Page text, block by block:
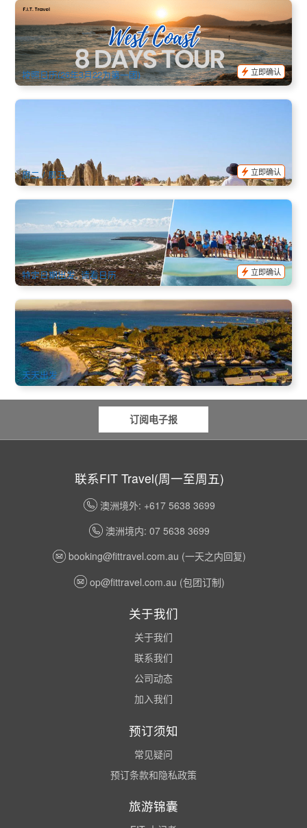
西澳8天精华小团｜珀斯单线出发｜尖峰石阵 粉红湖 龙虾捕捞
猴子米亚海豚 宁格鲁珊瑚礁
91 已预订
AUD $3,958.00 $4,175.00
PER05103
按照日历(26年3月22为第一团)
立即确认
$ 237.00 $
周二 / 周五
立即确认
上天下海：飞+船生态一日游 | 西澳沿海及粉红湖小飞机观光
+猴子湾游艇出海+喂海豚体验(杰拉尔顿出发)
78 已预订
AUD $1,130.00
PER09036
特定日期出发, 请看日历
立即确认
高级帐篷 | 罗特尼斯岛2天1夜(含1晚Glamping+船票) 弗里曼
特尔出发 (英文)
842 已预订
AUD $470.00 $493.00
PER09300
天天出发
订阅电子报
联系FIT Travel(周一至周五)
澳洲境外: +617 5638 3699
澳洲境内: 07 5638 3699
booking@fittravel.com.au (一天之内回复)
op@fittravel.com.au (包团订制)
关于我们
关于我们
联系我们
公司动态
加入我们
预订须知
常见疑问
预订条款和隐私政策
旅游锦囊